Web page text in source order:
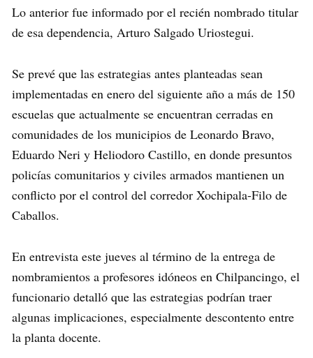
Lo anterior fue informado por el recién nombrado titular
de esa dependencia, Arturo Salgado Uriostegui.
Se prevé que las estrategias antes planteadas sean
implementadas en enero del siguiente año a más de 150
escuelas que actualmente se encuentran cerradas en
comunidades de los municipios de Leonardo Bravo,
Eduardo Neri y Heliodoro Castillo, en donde presuntos
policías comunitarios y civiles armados mantienen un
conflicto por el control del corredor Xochipala-Filo de
Caballos.
En entrevista este jueves al término de la entrega de
nombramientos a profesores idóneos en Chilpancingo, el
funcionario detalló que las estrategias podrían traer
algunas implicaciones, especialmente descontento entre
la planta docente.